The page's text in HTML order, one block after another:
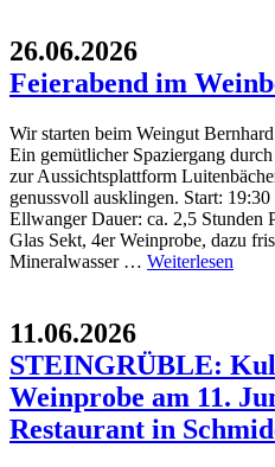
26.06.2026
Feierabend im
Wir starten beim Weingut
Ein gemütlicher Spaziergang
zur Aussichtsplattform
genussvoll ausklingen. Start:
Ellwanger Dauer: ca. 2,5 Stunden
Glas Sekt, 4er Weinprobe, dazu
Mineralwasser … Weiterlesen
11.06.2026
STEINGRÜBLE:
Weinprobe am 11.
Restaurant in